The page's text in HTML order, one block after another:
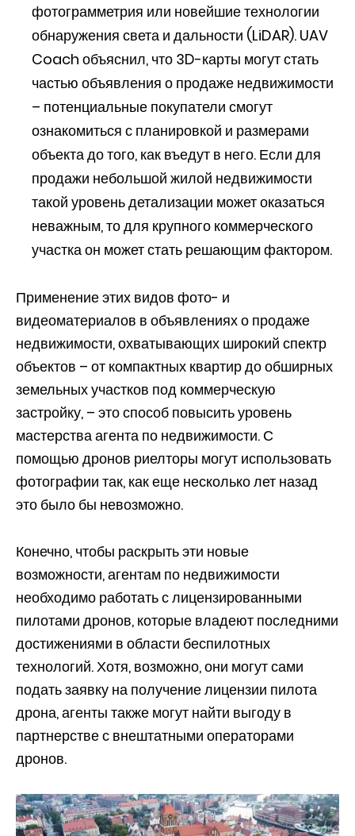
фотограмметрия или новейшие технологии
обнаружения света и дальности (LiDAR). UAV
Coach объяснил, что 3D-карты могут стать
частью объявления о продаже недвижимости
– потенциальные покупатели смогут
ознакомиться с планировкой и размерами
объекта до того, как въедут в него. Если для
продажи небольшой жилой недвижимости
такой уровень детализации может оказаться
неважным, то для крупного коммерческого
участка он может стать решающим фактором.
Применение этих видов фото- и
видеоматериалов в объявлениях о продаже
недвижимости, охватывающих широкий спектр
объектов – от компактных квартир до обширных
земельных участков под коммерческую
застройку, – это способ повысить уровень
мастерства агента по недвижимости. С
помощью дронов риелторы могут использовать
фотографии так, как еще несколько лет назад
это было бы невозможно.
Конечно, чтобы раскрыть эти новые
возможности, агентам по недвижимости
необходимо работать с лицензированными
пилотами дронов, которые владеют последними
достижениями в области беспилотных
технологий. Хотя, возможно, они могут сами
подать заявку на получение лицензии пилота
дрона, агенты также могут найти выгоду в
партнерстве с внештатными операторами
дронов.